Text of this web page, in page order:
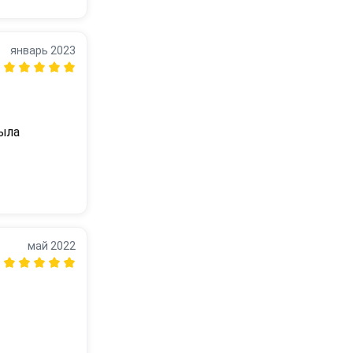
удобно
январь 2023
май 2022